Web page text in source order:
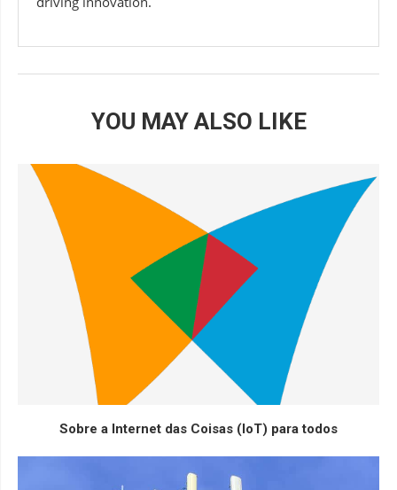
YOU MAY ALSO LIKE
Sobre a Internet das Coisas (IoT) para todos